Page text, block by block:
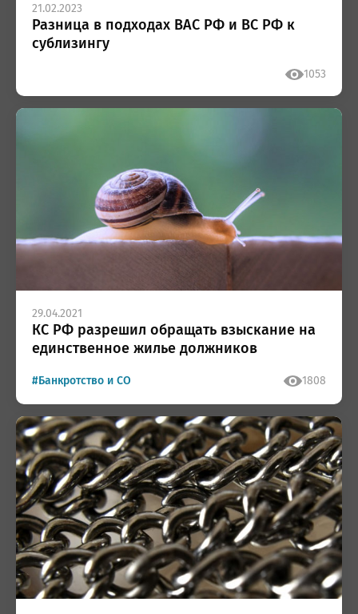
21.02.2023
Разница в подходах ВАС РФ и ВС РФ к
сублизингу
1053
29.04.2021
КС РФ разрешил обращать взыскание на
единственное жилье должников
#Банкротство и СО 1808